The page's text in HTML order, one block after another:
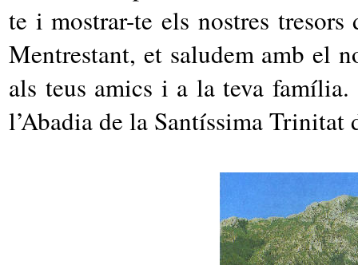
te i mostrar-te els nostres
Mentrestant, et saludem amb el
als teus amics i a la teva família.
l’Abadia de la Santíssima